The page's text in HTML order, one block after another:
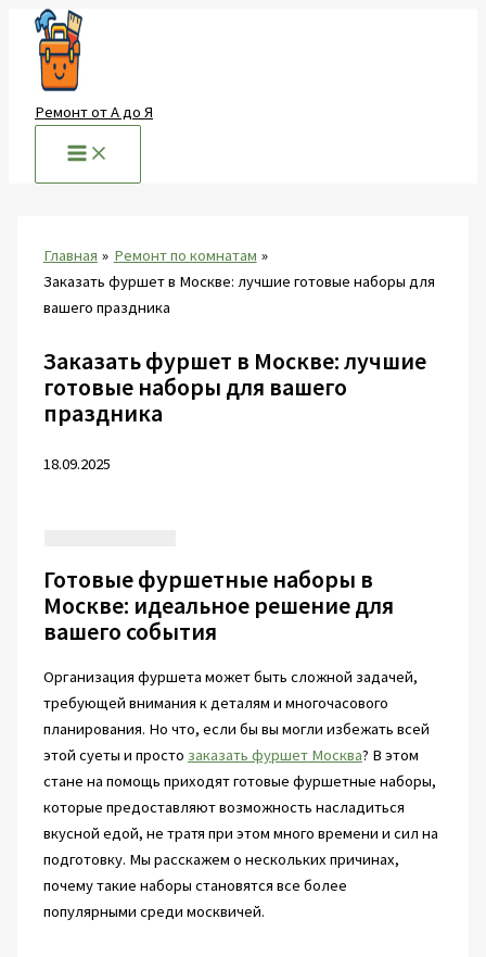
Перейти
содержимому
Ремонт от А до Я
Главная
Ремонт по комнатам
Заказать фуршет в Москве: лучшие готовые наборы для
вашего праздника
Заказать фуршет в Москве: лучшие
готовые наборы для вашего
праздника
18.09.2025
Готовые фуршетные наборы в
Москве: идеальное решение для
вашего события
Организация фуршета может быть сложной задачей,
требующей внимания к деталям и многочасового
планирования. Но что, если бы вы могли избежать всей
этой суеты и просто заказать фуршет Москва? В этом
стане на помощь приходят готовые фуршетные наборы,
которые предоставляют возможность насладиться
вкусной едой, не тратя при этом много времени и сил на
подготовку. Мы расскажем о нескольких причинах,
почему такие наборы становятся все более
популярными среди москвичей.